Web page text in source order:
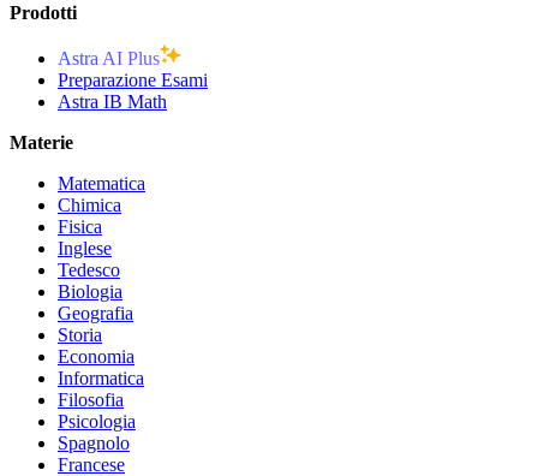
Prodotti
Astra AI Plus
Preparazione Esami
Astra IB Math
Materie
Matematica
Chimica
Fisica
Inglese
Tedesco
Biologia
Geografia
Storia
Economia
Informatica
Filosofia
Psicologia
Spagnolo
Francese